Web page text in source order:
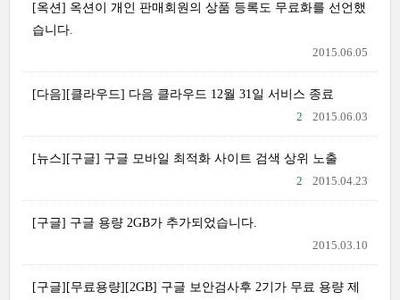
[옥션] 옥션이 개인 판매회원의 상품 등록도 무료화를 선언했
습니다.
2015.06.05
[다음][클라우드] 다음 클라우드 12월 31일 서비스 종료
2015.06.03
2
[뉴스][구글] 구글 모바일 최적화 사이트 검색 상위 노출
2015.04.23
2
[구글] 구글 용량 2GB가 추가되었습니다.
2015.03.10
[구글][무료용량][2GB] 구글 보안검사후 2기가 무료 용량 제